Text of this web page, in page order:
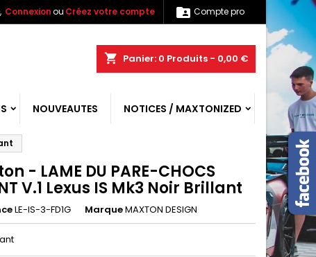
 Compte pro
Connexionou Créez votre compte
shopping_cart Panier: 0 Produits - 0,00 €
NOUVEAUTES NOTICES / MAXTONIZED
- LAME DU PARE-CHOCS
V.1 Lexus IS Mk3 Noir Brillant
LE-IS-3-FD1G MarqueMAXTON DESIGN